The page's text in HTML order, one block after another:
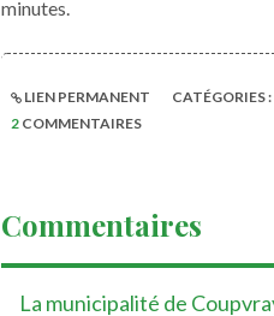
minutes.
LIEN PERMANENT CATÉGORIES :
2 COMMENTAIRES
Commentaires
La municipalité de